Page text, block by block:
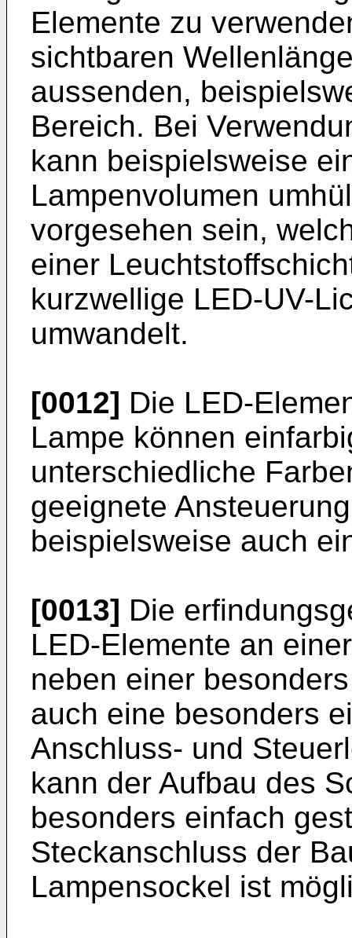
Elemente zu
sichtbaren
aussenden,
Bereich. Bei
kann beispielsweise
Lampenvolumen
vorgesehen sein,
einer
kurzwellige LED-UV-
umwandelt.
[0012] Die LED-
Lampe können
unterschiedliche
geeignete
beispielsweise auch
[0013] Die
LED-Elemente an
neben einer
auch eine besonders
Anschluss- und
kann der Aufbau des
besonders einfach
Steckanschluss der
Lampensockel ist